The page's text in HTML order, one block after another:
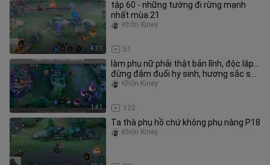
4:31
tập 60 - những tướng đi rừng mạnh
nhất mùa 21
51
Khôn Kiney
1:41
làm phụ nữ phải thật bản lĩnh, độc lập...
đừng đắm đuối hy sinh, hương sắc sẽ
phai tàn... ta cần mộ
122
Khôn Kiney
Ta thà phụ hồ chứ không phụ nàng P18
Khôn Kiney